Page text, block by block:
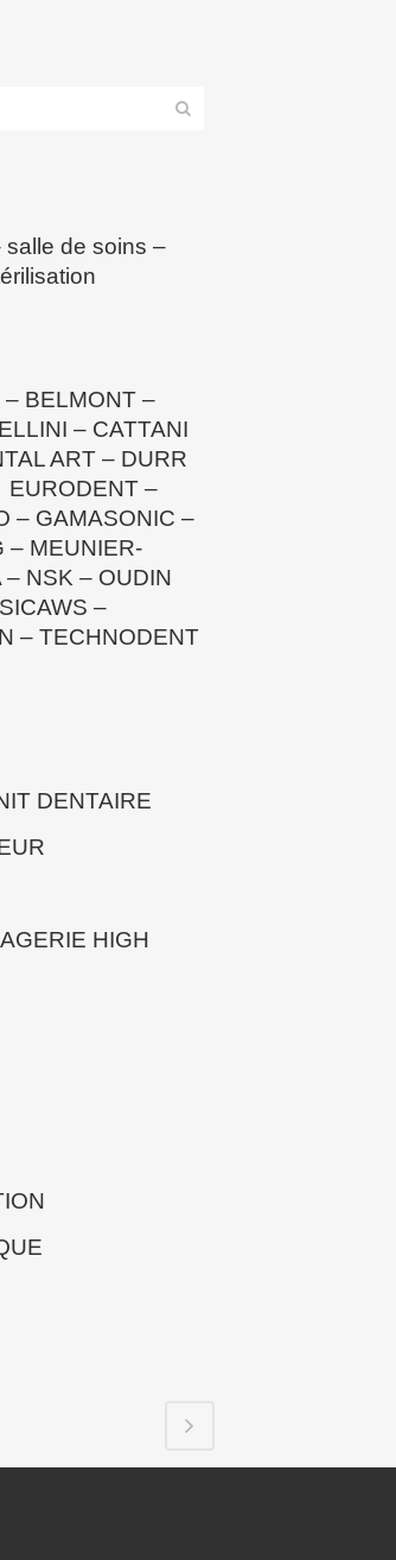
salle de soins –
– BELMONT–
– CATTANI
ART– DURR
EURODENT–
– GAMASONIC –
– MEUNIER-
– NSK – OUDIN
–
– TECHNODENT
DENTAIRE
HIGH